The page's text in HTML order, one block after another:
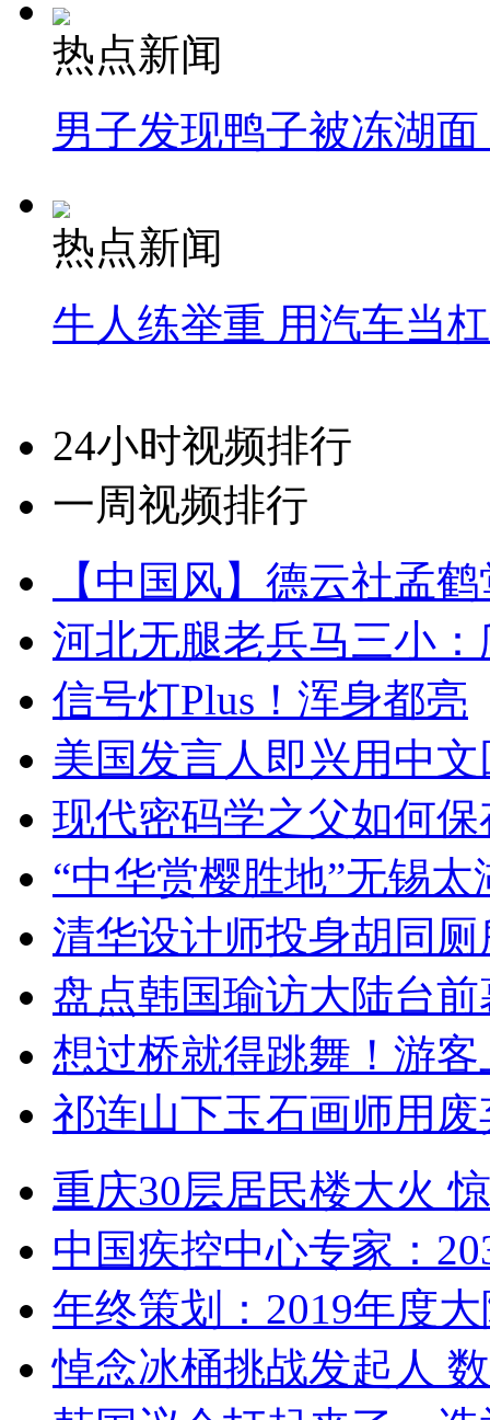
热点新闻
男子发现鸭子被冻湖
热点新闻
牛人练举重 用汽车当
24小时视频排行
一周视频排行
【中国风】德云社孟
河北无腿老兵马三小
信号灯Plus！浑身都亮
美国发言人即兴用中
现代密码学之父如何
“中华赏樱胜地”无锡
清华设计师投身胡同
盘点韩国瑜访大陆台
想过桥就得跳舞！游客
祁连山下玉石画师用
重庆30层居民楼大火
中国疾控中心专家：
年终策划：2019年度
悼念冰桶挑战发起人